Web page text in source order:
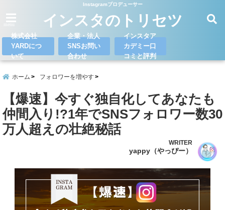
Instagramプロデューサー
インスタのトリセツ
株式会社
YARDにつ
いて
企業・法人
SNSお問い
合わせ
インスタア
カデミー口
コミと評判
ホーム フォロワーを増やす
【爆速】今すぐ独自化してあなたも
仲間入り!?1年でSNSフォロワー数30
万人超えの壮絶秘話
WRITER
yappy（やっぴー）